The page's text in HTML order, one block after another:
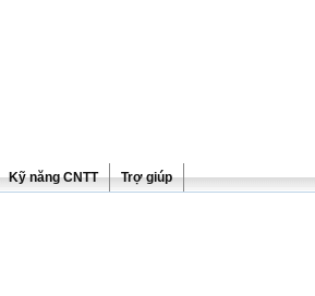
Kỹ năng CNTT Trợ giúp